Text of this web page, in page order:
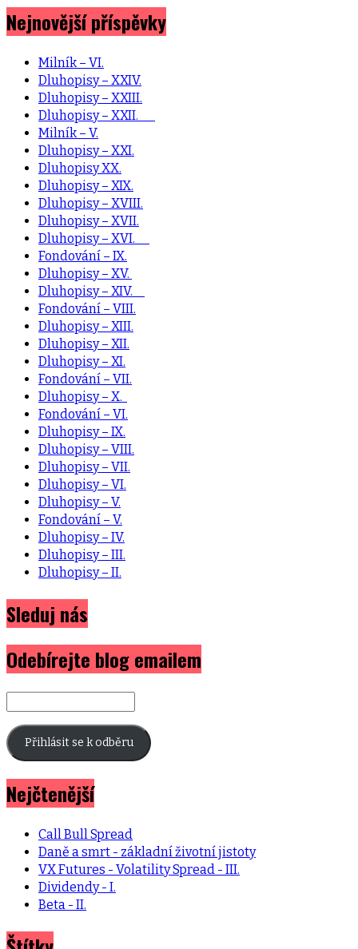
Nejnovější příspěvky
Milník – VI.
Dluhopisy – XXIV.
Dluhopisy – XXIII.
Dluhopisy – XXII.
Milník – V.
Dluhopisy – XXI.
Dluhopisy XX.
Dluhopisy – XIX.
Dluhopisy – XVIII.
Dluhopisy – XVII.
Dluhopisy – XVI.
Fondování – IX.
Dluhopisy – XV.
Dluhopisy – XIV.
Fondování – VIII.
Dluhopisy – XIII.
Dluhopisy – XII.
Dluhopisy – XI.
Fondování – VII.
Dluhopisy – X.
Fondování – VI.
Dluhopisy – IX.
Dluhopisy – VIII.
Dluhopisy – VII.
Dluhopisy – VI.
Dluhopisy – V.
Fondování – V.
Dluhopisy – IV.
Dluhopisy – III.
Dluhopisy – II.
Sleduj nás
Odebírejte blog emailem
mailová
adresa
Přihlásit se k odběru
Nejčtenější
Call Bull Spread
Daně a smrt - základní životní jistoty
VX Futures - Volatility Spread - III.
Dividendy - I.
Beta - II.